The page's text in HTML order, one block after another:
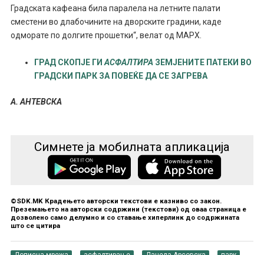
Градската кафеана била паралела на летните палати
сместени во длабочините на дворските градини, каде
одморате по долгите прошетки“, велат од МАРХ.
ГРАД СКОПЈЕ ГИАСФАЛТИРАЗЕМЈЕНИТЕ ПАТЕКИ ВО
ГРАДСКИ ПАРК ЗА ПОВЕЌЕ ДА СЕ ЗАГРЕВА
А. АНТЕВСКА
Симнете ја мобилната апликација
©SDK.MK Крадењето авторски текстови е казниво со закон.
Преземањето на авторски содржини (текстови) од оваа страница е
дозволено само делумно и со ставање хиперлинк до содржината
што се цитира